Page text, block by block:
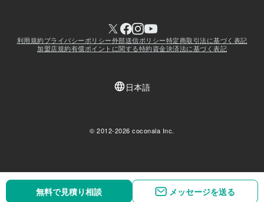
無料で見積り相談 メッセージを送る
無料で見積り相談 メッセージを送る